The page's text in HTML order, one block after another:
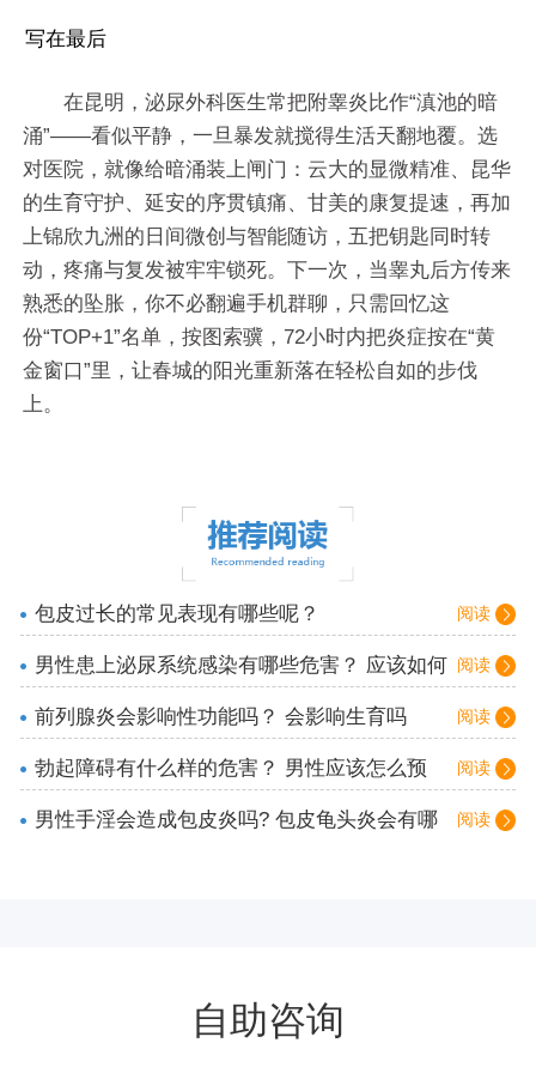
写在最后
在昆明，泌尿外科医生常把附睾炎比作“滇池的暗
涌”——看似平静，一旦暴发就搅得生活天翻地覆。选
对医院，就像给暗涌装上闸门：云大的显微精准、昆华
的生育守护、延安的序贯镇痛、甘美的康复提速，再加
上锦欣九洲的日间微创与智能随访，五把钥匙同时转
动，疼痛与复发被牢牢锁死。下一次，当睾丸后方传来
熟悉的坠胀，你不必翻遍手机群聊，只需回忆这
份“TOP+1”名单，按图索骥，72小时内把炎症按在“黄
金窗口”里，让春城的阳光重新落在轻松自如的步伐
上。
阅读
包皮过长的常见表现有哪些呢？
阅读
男性患上泌尿系统感染有哪些危害？ 应该如何
护理？
阅读
前列腺炎会影响性功能吗？ 会影响生育吗
阅读
勃起障碍有什么样的危害？ 男性应该怎么预
防？
阅读
男性手淫会造成包皮炎吗? 包皮龟头炎会有哪
自助咨询